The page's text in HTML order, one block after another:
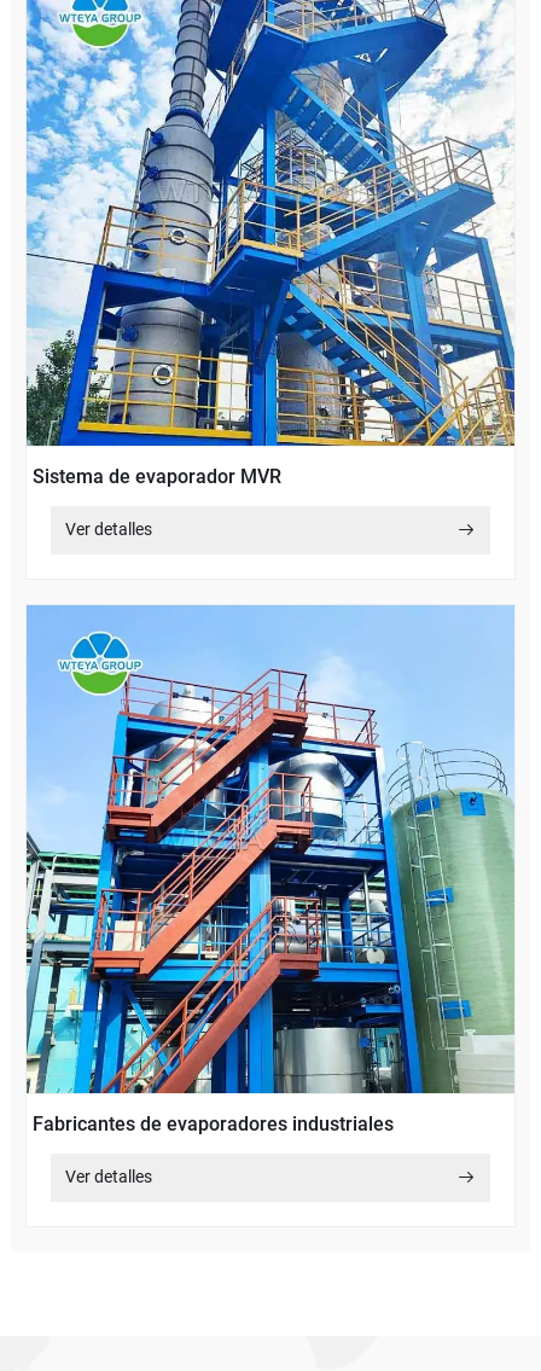
Sistema de evaporador MVR
Ver detalles
Fabricantes de evaporadores industriales
Ver detalles